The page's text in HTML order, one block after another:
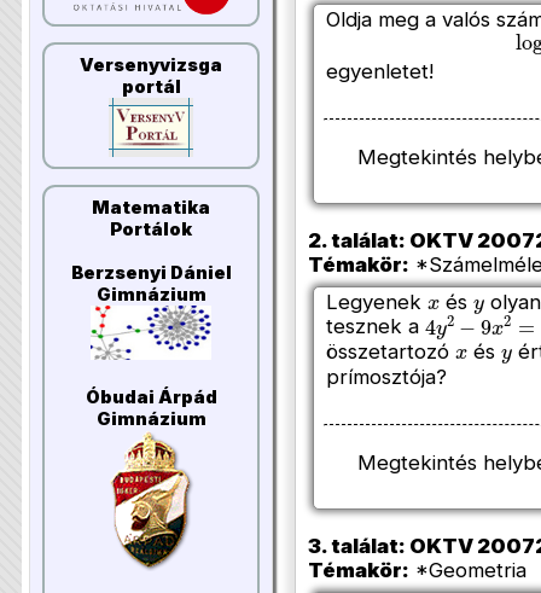
Versenyvizsga
portál
Matematika
Portálok
Berzsenyi Dániel
Gimnázium
Óbudai Árpád
Gimnázium
Oldja meg a valós
egyenletet!
Megtekintés
2. találat: OKTV
Témakör:
Legyenek x és y
tesznek a 4y2−9x2=
összetartozó x és y
prímosztója?
Megtekintés
3. találat: OKTV
Témakör: *Geometria